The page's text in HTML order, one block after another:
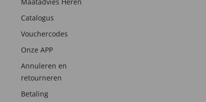
Catalogus
Vouchercodes
Onze APP
Annuleren en
retourneren
Betaling